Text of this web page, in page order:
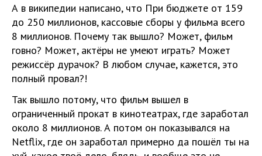
А в википедии написано, что При бюджете от 159
до 250 миллионов, кассовые сборы у фильма всего
8 миллионов. Почему так вышло? Может, фильм
говно? Может, актёры не умеют играть? Может
режиссёр дурачок? В любом случае, кажется, это
полный провал?!
Так вышло потому, что фильм вышел в
ограниченный прокат в кинотеатрах, где заработал
около 8 миллионов. А потом он показывался на
Netflix, где он заработал примерно да пошёл ты на